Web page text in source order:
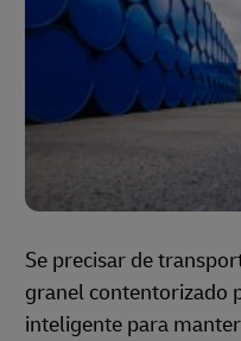
Se precisar de
granel contentorizado
inteligente para